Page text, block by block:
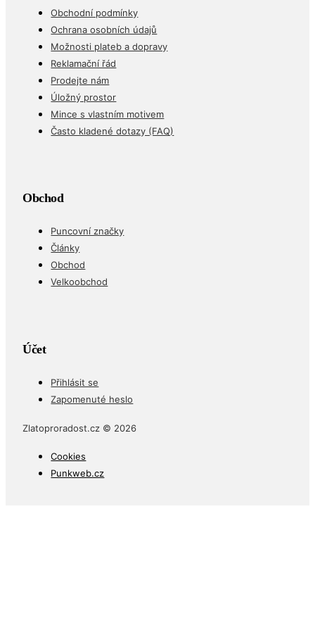
Obchodní podmínky
Ochrana osobních údajů
Možnosti plateb a dopravy
Reklamační řád
Prodejte nám
Úložný prostor
Mince s vlastním motivem
Často kladené dotazy (FAQ)
Obchod
Puncovní značky
Články
Obchod
Velkoobchod
Účet
Přihlásit se
Zapomenuté heslo
Zlatoproradost.cz © 2026
Cookies
Punkweb.cz